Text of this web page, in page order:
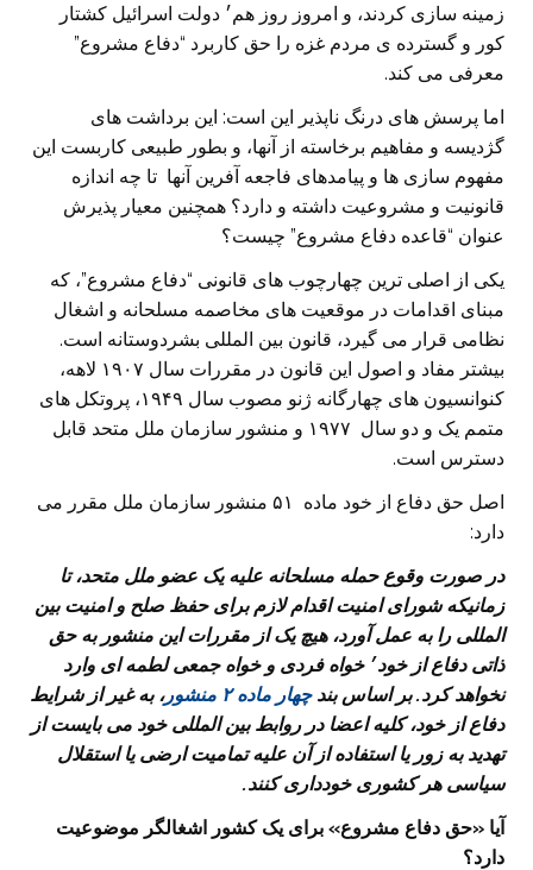
زمینه سازی کردند، و امروز روز هم׳ دولت اسرائیل کشتار
کور و گسترده ی مردم غزه را حق کاربرد “دفاع مشروع”
معرفی می کند.
اما پرسش های درنگ ناپذیر این است: این برداشت های
گژدیسه و مفاهیم برخاسته از آنها، و بطور طبیعی کاربست این
مفهوم سازی ها و پیامدهای فاجعه آفرین آنها تا چه اندازه
قانونیت و مشروعیت داشته و دارد؟ همچنین معیار پذیرش
عنوان “قاعده دفاع مشروع” چیست؟
یکی از اصلی ترین چهارچوب های قانونی “دفاع مشروع”، که
مبنای اقدامات در موقعیت های مخاصمه مسلحانه و اشغال
نظامی قرار می گیرد، قانون بین المللی بشردوستانه است.
بیشتر مفاد و اصول این قانون در مقررات سال ۱۹۰۷ لاهه،
کنوانسیون های چهارگانه ژنو مصوب سال ۱۹۴۹، پروتکل های
متمم یک و دو سال ۱۹۷۷ و منشور سازمان ملل متحد قابل
دسترس است.
اصل حق دفاع از خود ماده ۵۱ منشور سازمان ملل مقرر می
دارد:‌
در صورت وقوع حمله مسلحانه علیه یک عضو ملل متحد، تا
زمانیکه شورای امنیت اقدام لازم برای حفظ صلح و امنیت بین
المللی را به عمل آورد، هیچ یک از مقررات این منشور به حق
ذاتی دفاع از خود׳ خواه فردی و خواه جمعی لطمه ای وارد
نخواهد کرد. بر اساس بندچهار ماده۲ منشور، به غیر از شرایط
دفاع از خود، کلیه اعضا در روابط بین المللی خود می بایست از
تهدید به زور یا استفاده از آن علیه تمامیت ارضی یا استقلال
سیاسی هر کشوری خودداری کنند.
آیا «حق دفاع مشروع» برای یک کشور اشغالگر موضوعیت
دارد؟